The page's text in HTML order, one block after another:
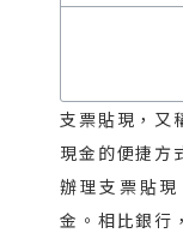
支票貼現，又
現金的便捷方
辦理支票貼
金。相比銀行